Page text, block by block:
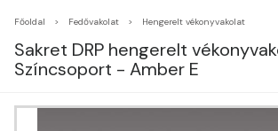
Főoldal Fedővakolat Hengerelt vékonyvakolat
Sakret DRP hengerelt
Színcsoport - Amber E